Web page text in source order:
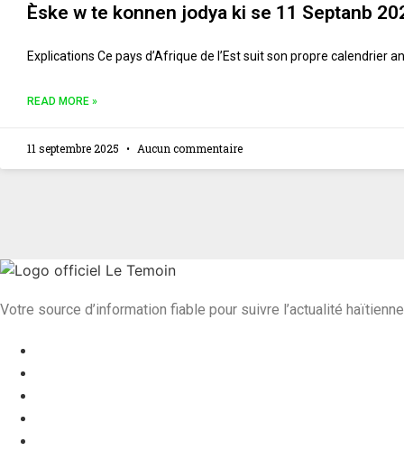
Èske w te konnen jodya ki se 11 Septanb
Explications Ce pays d’Afrique de l’Est suit son propre
READ MORE »
11 septembre 2025 Aucun commentaire
Votre source d’information fiable pour suivre l’actualité